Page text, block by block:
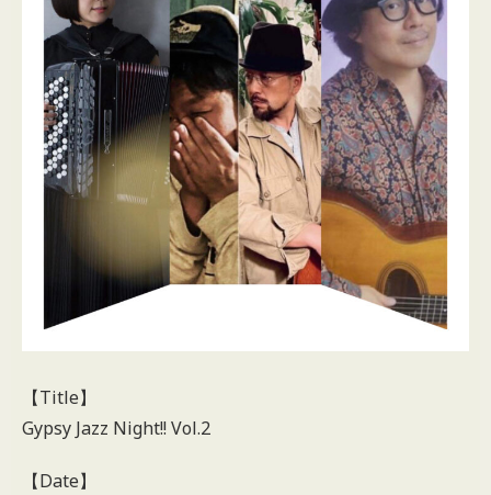
【Title】
Gypsy Jazz Night!! Vol.2
【Date】